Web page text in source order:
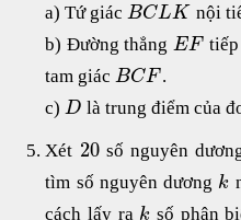
a) Tứ giác BCLK nội
b) Đường thẳng EF
tam giác BCF .
c) D là trung điểm của
Xét 20số nguyên
tìm số nguyên dương k
cách lấy ra k số phân